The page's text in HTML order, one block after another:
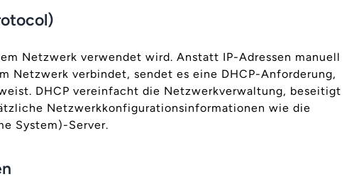
Netzwerk verwendet wird. Anstatt IP-Adressen manuell
Netzwerk verbindet, sendet es eine DHCP-Anforderung,
DHCP vereinfacht die Netzwerkverwaltung, beseitigt
Netzwerkkonfigurationsinformationen wie die
System)-Server.